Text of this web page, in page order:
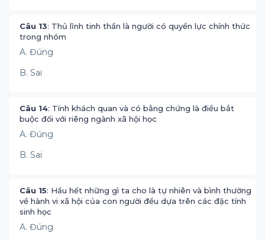
Câu 13: Thủ lĩnh tinh thần là người có quyền lực chính thức
trong nhóm
A. Đúng
B. Sai
Câu 14: Tính khách quan và có bằng chứng là điều bắt
buộc đối với riêng ngành xã hội học
A. Đúng
B. Sai
Câu 15: Hầu hết những gì ta cho là tự nhiên và bình thường
về hành vi xã hội của con người đều dựa trên các đặc tính
sinh học
A. Đúng